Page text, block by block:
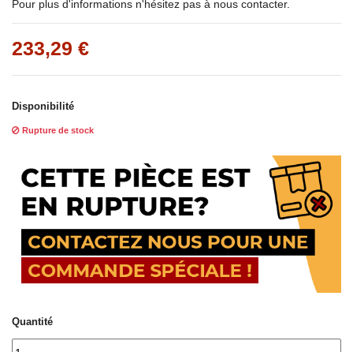
Pour plus d'informations n'hésitez pas à nous contacter.
233,29 €
Disponibilité
Rupture de stock
Quantité